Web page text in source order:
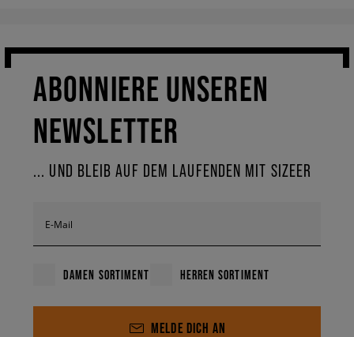
ABONNIERE UNSEREN
NEWSLETTER
... UND BLEIB AUF DEM LAUFENDEN MIT SIZEER
E-Mail
DAMEN SORTIMENT HERREN SORTIMENT
MELDE DICH AN